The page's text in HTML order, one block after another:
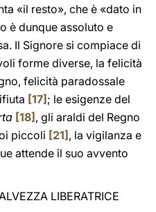
«il resto», che è «dato in
è dunque assoluto e
Il Signore si compiace di
forme diverse, la felicità
felicità paradossale
[17] ; le esigenze del
[18] , gli araldi del Regno
piccoli [21] , la vigilanza e
attende il suo avvento
LIBERATRICE